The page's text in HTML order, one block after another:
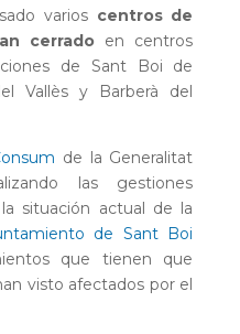
varios centros de
cerrado en centros
de Sant Boi de
Vallès y Barberà del
de la Generalitat
las gestiones
situación actual de la
de Sant Boi
que tienen que
visto afectados por el